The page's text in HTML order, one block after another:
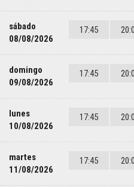
sábado
08/08/2026
17:45
domingo
09/08/2026
17:45
lunes
10/08/2026
17:45
martes
11/08/2026
17:45